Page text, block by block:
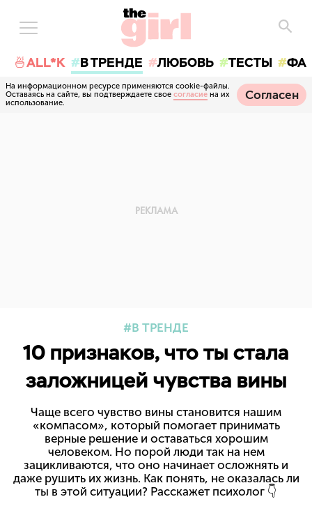
🍜ALL*K В ТРЕНДЕ ЛЮБОВЬ ТЕСТЫ
На информационном ресурсе применяются cookie-файлы.
Оставаясь на сайте, вы подтверждаете свое согласие на их
использование.
Согласен
В ТРЕНДЕ
10 признаков, что ты стала
заложницей чувства вины
Чаще всего чувство вины становится нашим
«компасом», который помогает принимать
верные решение и оставаться хорошим
человеком. Но порой люди так на нем
зацикливаются, что оно начинает осложнять и
даже рушить их жизнь. Как понять, не оказалась ли
ты в этой ситуации? Расскажет психолог 👇